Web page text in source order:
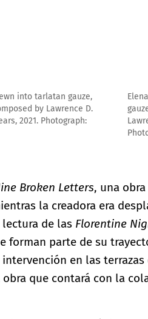
2001-2006 (detail).
artwork accompanied by the
of the artista. © of the work of art,
Broken Letters, una
la creadora era
de las Florentine
forman parte de su
en las
obra que contará con la